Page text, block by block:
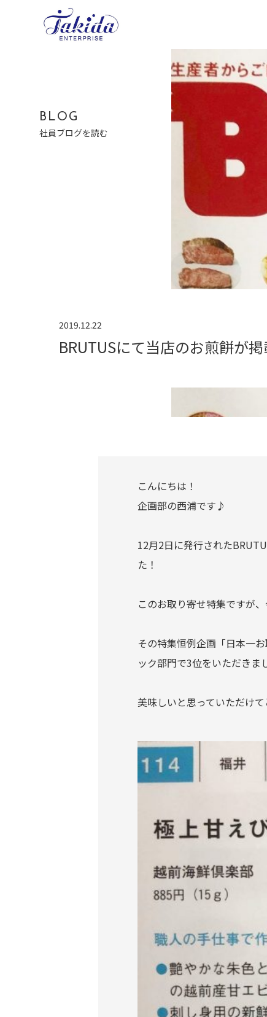
BLOG
社員ブログを読む
2019.12.22
BRUTUSにて当店のお煎餅が掲
こんにちは！
企画部の西浦です♪
12月2日に発行された
た！
このお取り寄せ特集ですが
その特集恒例企画「日本一
ック部門で3位をいただきま
美味しいと思っていただけ